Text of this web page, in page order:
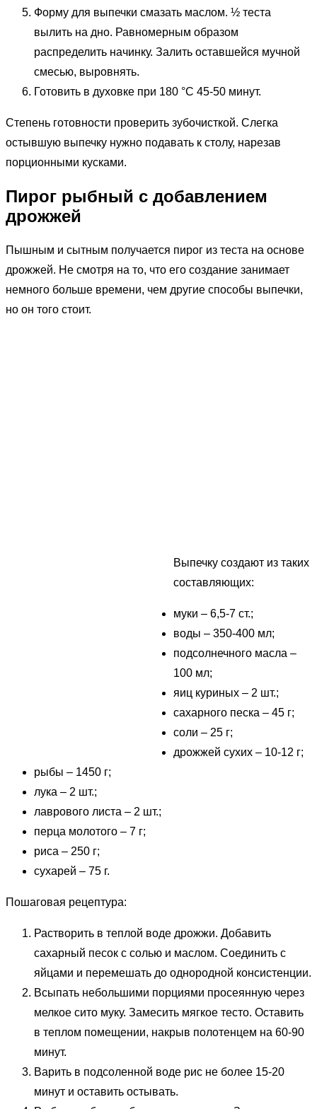
Форму для выпечки смазать маслом. ½ теста
вылить на дно. Равномерным образом
распределить начинку. Залить оставшейся мучной
смесью, выровнять.
Готовить в духовке при 180 °C 45-50 минут.
Степень готовности проверить зубочисткой. Слегка
остывшую выпечку нужно подавать к столу, нарезав
порционными кусками.
Пирог рыбный с добавлением
дрожжей
Пышным и сытным получается пирог из теста на основе
дрожжей. Не смотря на то, что его создание занимает
немного больше времени, чем другие способы выпечки,
но он того стоит.
Выпечку создают из таких
составляющих:
муки – 6,5-7 ст.;
воды – 350-400 мл;
подсолнечного масла –
100 мл;
яиц куриных – 2 шт.;
сахарного песка – 45 г;
соли – 25 г;
дрожжей сухих – 10-12 г;
рыбы – 1450 г;
лука – 2 шт.;
лаврового листа – 2 шт.;
перца молотого – 7 г;
риса – 250 г;
сухарей – 75 г.
Пошаговая рецептура:
Растворить в теплой воде дрожжи. Добавить
сахарный песок с солью и маслом. Соединить с
яйцами и перемешать до однородной консистенции.
Всыпать небольшими порциями просеянную через
мелкое сито муку. Замесить мягкое тесто. Оставить
в теплом помещении, накрыв полотенцем на 60-90
минут.
Варить в подсоленной воде рис не более 15-20
минут и оставить остывать.